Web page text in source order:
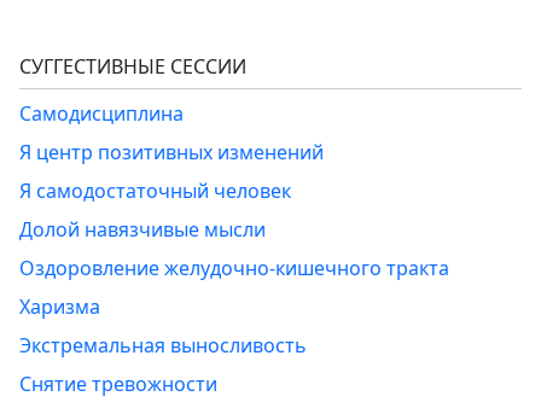
СУГГЕСТИВНЫЕ СЕССИИ
Самодисциплина
Я центр позитивных изменений
Я самодостаточный человек
Долой навязчивые мысли
Оздоровление желудочно-кишечного тракта
Харизма
Экстремальная выносливость
Снятие тревожности